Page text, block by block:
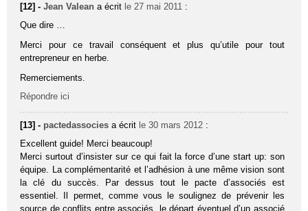
[12] -Jean Valean a écrit le 27 mai 2011 :
Que dire …
Merci pour ce travail conséquent et plus qu’utile pour tout
entrepreneur en herbe.
Remerciements.
Répondre ici
[13] - pactedassocies a écrit le 30 mars 2012 :
Excellent guide! Merci beaucoup!
Merci surtout d’insister sur ce qui fait la force d’une start up: son
équipe. La complémentarité et l’adhésion à une même vision sont
la clé du succès. Par dessus tout le pacte d’associés est
essentiel. Il permet, comme vous le soulignez de prévenir les
source de conflits entre associés, le départ éventuel d’un associé